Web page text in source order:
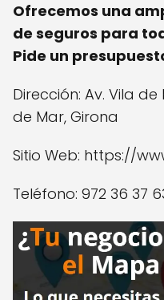
Ofrecemos una
de seguros para
Pide un
Dirección: Av. Vila de
de Mar, Girona
Sitio Web: https://
Teléfono: 972 36 37